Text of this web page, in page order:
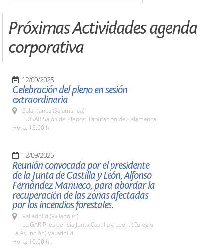
Próximas Actividades agenda
corporativa
12/09/2025
Celebración del pleno en sesión
extraordinaria
Salamanca (Salamanca)
LUGAR Salón de Plenos. Diputación de Salamanca
Hora: 13:00 h.
12/09/2025
Reunión convocada por el presidente
de la Junta de Castilla y León, Alfonso
Fernández Mañueco, para abordar la
recuperación de las zonas afectadas
por los incendios forestales.
Valladolid (Valladolid)
LUGAR Presidencia Junta Castilla y León. (Colegio
La Asunción) Valladolid
Hora: 10,00 h.